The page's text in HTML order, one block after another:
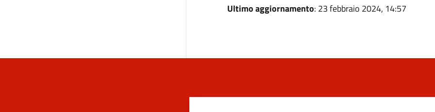
Ultimo aggiornamento: 23 febbraio 2024, 14:57